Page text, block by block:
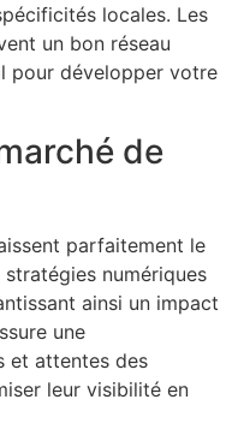
locales. Les
un bon réseau
pour développer votre
de
parfaitement le
numériques
ainsi un impact
une
et attentes des
leur visibilité en